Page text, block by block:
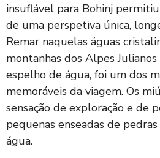
insuflável para Bohinj
de uma perspetiva única,
Remar naquelas águas
montanhas dos Alpes
espelho de água, foi um dos
memoráveis da viagem. Os
sensação de exploração e de
pequenas enseadas de
água.